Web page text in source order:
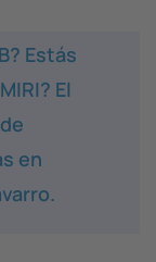
Estás
El
en